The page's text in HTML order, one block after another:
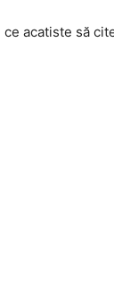
ce acatiste să